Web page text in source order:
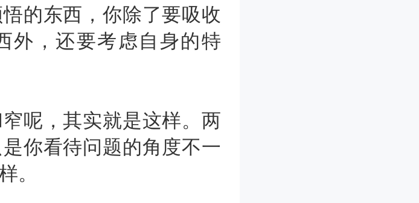
的东西，你除了要吸收
外，还要考虑自身的特
，其实就是这样。两
你看待问题的角度不一
。